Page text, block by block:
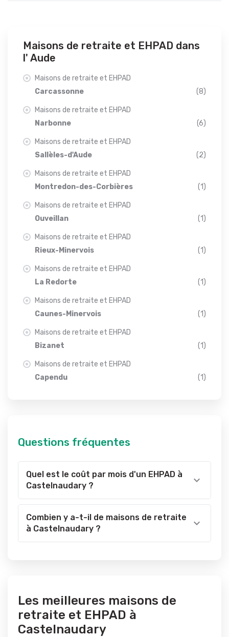
Maisons de retraite et EHPAD dans
l' Aude
Maisons de retraite et EHPAD
Carcassonne
(8)
Maisons de retraite et EHPAD
Narbonne
(6)
Maisons de retraite et EHPAD
Sallèles-d'Aude
(2)
Maisons de retraite et EHPAD
Montredon-des-Corbières
(1)
Maisons de retraite et EHPAD
Ouveillan
(1)
Maisons de retraite et EHPAD
Rieux-Minervois
(1)
Maisons de retraite et EHPAD
La Redorte
(1)
Maisons de retraite et EHPAD
Caunes-Minervois
(1)
Maisons de retraite et EHPAD
Bizanet
(1)
Maisons de retraite et EHPAD
Capendu
(1)
Questions fréquentes
Quel est le coût par mois d'un EHPAD à
Castelnaudary ?
Combien y a-t-il de maisons de retraite
à Castelnaudary ?
Les meilleures maisons de
retraite et EHPAD à
Castelnaudary